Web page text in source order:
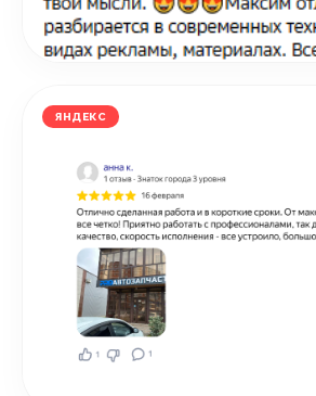
ЯНДЕКС